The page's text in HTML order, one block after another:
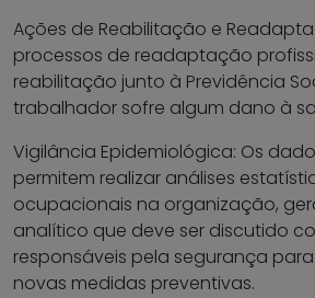
Ações de Reabilitação e
processos de readaptação
reabilitação junto à Previdência
trabalhador sofre algum dano à
Vigilância Epidemiológica: Os
permitem realizar análises
ocupacionais na organização,
analítico que deve ser discutido
responsáveis pela segurança
novas medidas preventivas.